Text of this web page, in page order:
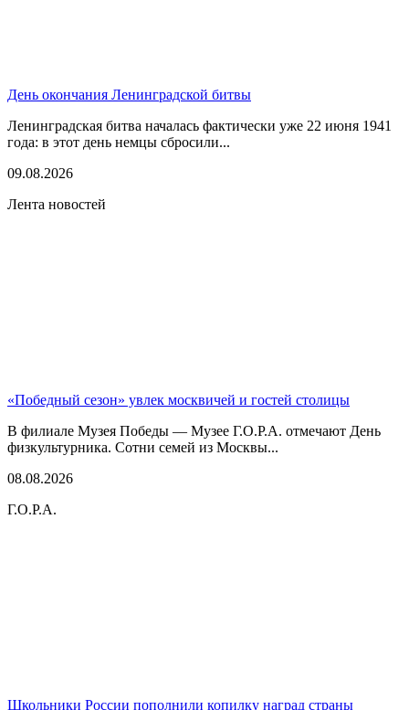
День окончания Ленинградской битвы
Ленинградская битва началась фактически уже 22 июня 1941
года: в этот день немцы сбросили...
09.08.2026
Лента новостей
«Победный сезон» увлек москвичей и гостей столицы
В филиале Музея Победы — Музее Г.О.Р.А. отмечают День
физкультурника. Сотни семей из Москвы...
08.08.2026
Г.О.Р.А.
Школьники России пополнили копилку наград страны